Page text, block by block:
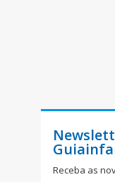
Receba as